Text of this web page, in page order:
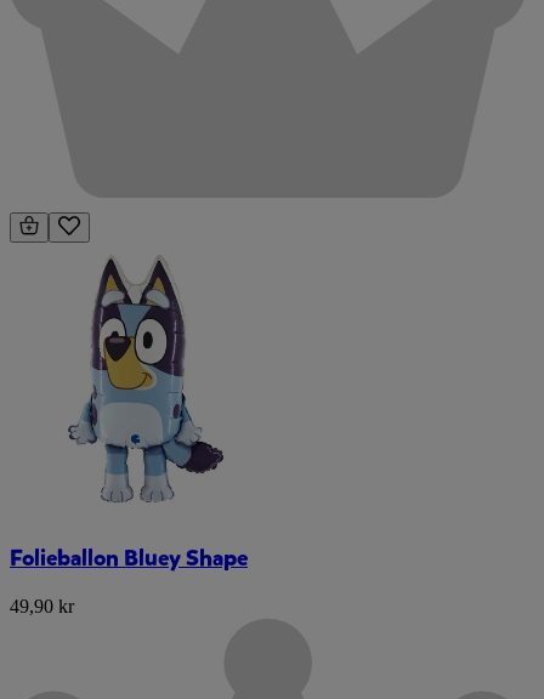
Folieballon Bluey Shape
49,90 kr